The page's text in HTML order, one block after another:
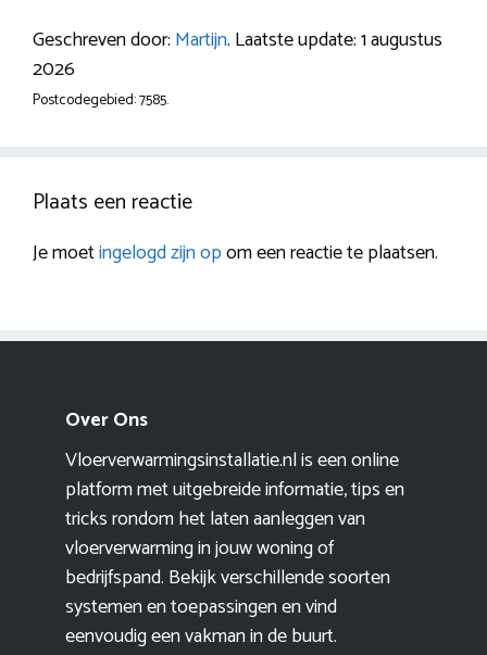
Geschreven door: Martijn. Laatste update: 1 augustus
2026
Postcodegebied: 7585.
Plaats een reactie
Je moetingelogd zijn opom een reactie te plaatsen.
Over Ons
Vloerverwarmingsinstallatie.nl is een online
platform met uitgebreide informatie, tips en
tricks rondom het laten aanleggen van
vloerverwarming in jouw woning of
bedrijfspand. Bekijk verschillende soorten
systemen en toepassingen en vind
eenvoudig een vakman in de buurt.